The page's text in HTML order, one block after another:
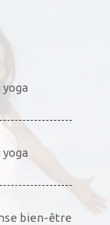
yoga
yoga
bien-être